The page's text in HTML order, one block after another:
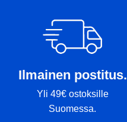
Ilmainen postitus.
Yli 49€ ostoksille
Suomessa.